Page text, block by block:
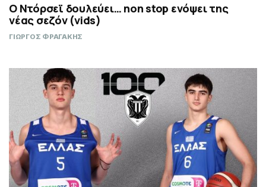
Ο Ντόρσεϊ δουλεύει… non stop ενόψει της
νέας σεζόν (vids)
ΓΙΩΡΓΟΣ ΦΡΑΓΑΚΗΣ